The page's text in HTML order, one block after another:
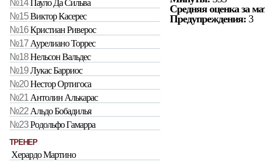
№14Пауло Да Сильва
№15Виктор Касерес
№16Кристиан Риверос
№17 Аурелиано Торрес
№18Нельсон Вальдес
№19Лукас Барриос
№20Нестор Ортигоса
№21 Антолин Алькарас
№22 Альдо Бобадилья
№23Родольфо Гамарра
ТРЕНЕР
Херардо Мартино
Средняя оценка за
Предупреждения: 3